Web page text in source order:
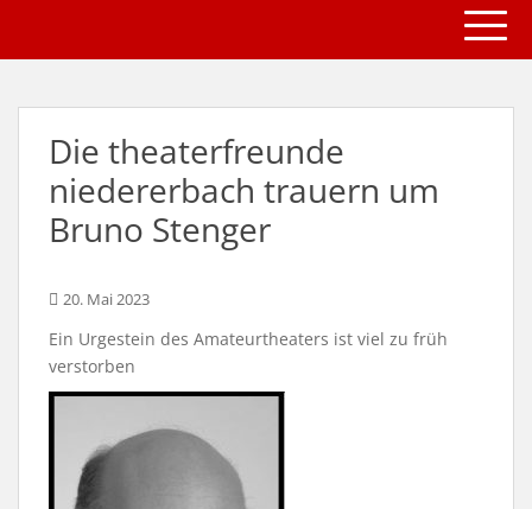
i
Die theaterfreunde
niedererbach trauern um
Bruno Stenger
20. Mai 2023
Ein Urgestein des Amateurtheaters ist viel zu früh
verstorben